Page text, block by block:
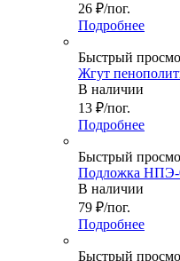
26 ₽/пог.
Подробнее
Быстрый
Жгут
В наличии
13 ₽/пог.
Подробнее
Быстрый
Подложка НПЭ-
В наличии
79 ₽/пог.
Подробнее
Быстрый